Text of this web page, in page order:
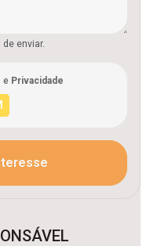
enviar.
e Privacidade